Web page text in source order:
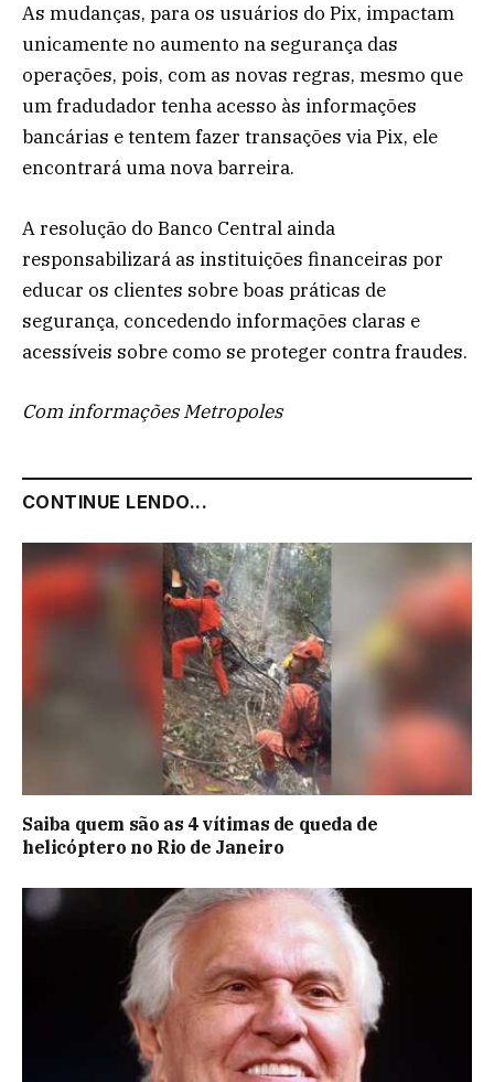
As mudanças, para os usuários do Pix, impactam
unicamente no aumento na segurança das
operações, pois, com as novas regras, mesmo que
um fradudador tenha acesso às informações
bancárias e tentem fazer transações via Pix, ele
encontrará uma nova barreira.
A resolução do Banco Central ainda
responsabilizará as instituições financeiras por
educar os clientes sobre boas práticas de
segurança, concedendo informações claras e
acessíveis sobre como se proteger contra fraudes.
Com informações Metropoles
CONTINUE LENDO...
Saiba quem são as 4 vítimas de queda de
helicóptero no Rio de Janeiro